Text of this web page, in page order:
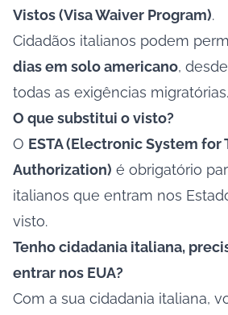
Vistos (Visa Waiver Program).
Cidadãos italianos podem
dias em solo americano,
todas as exigências migratórias.
O que substitui o visto?
O ESTA (Electronic System for
Authorization) é obrigatório
italianos que entram nos
visto.
Tenho cidadania italiana,
entrar nos EUA?
Com a sua cidadania italiana,